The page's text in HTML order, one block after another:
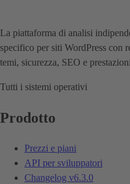
La piattaforma di analisi
specifico per siti WordPress con
temi, sicurezza, SEO e
Tutti i sistemi operativi
Prodotto
Prezzi e piani
API per sviluppatori
Changelog v6.3.0